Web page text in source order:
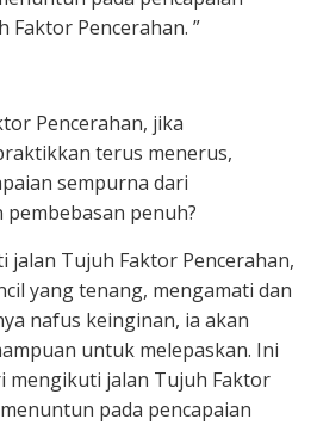
Faktor Pencerahan. ”
Pencerahan, jika
terus menerus,
sempurna dari
pembebasan penuh?
jalan Tujuh Faktor Pencerahan,
yang tenang, mengamati dan
nafus keinginan, ia akan
untuk melepaskan. Ini
mengikuti jalan Tujuh Faktor
pada pencapaian